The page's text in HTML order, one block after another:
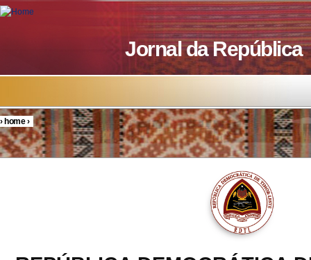
Skip to main content
Jornal da República
You are here
›home›